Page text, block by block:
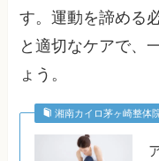
す。運動を諦める
と適切なケアで、
ょう。
湘南カイロ茅ヶ崎整体